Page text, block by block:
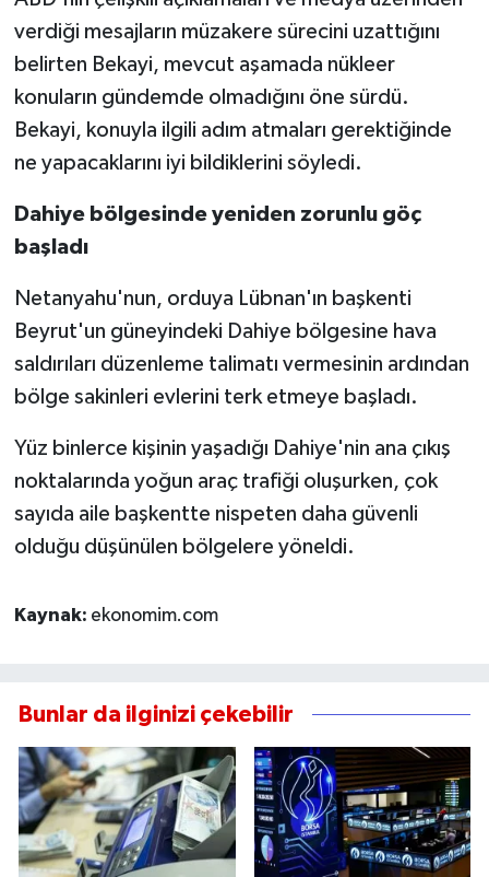
verdiği mesajların müzakere sürecini uzattığını
belirten Bekayi, mevcut aşamada nükleer
konuların gündemde olmadığını öne sürdü.
Bekayi, konuyla ilgili adım atmaları gerektiğinde
ne yapacaklarını iyi bildiklerini söyledi.
Dahiye bölgesinde yeniden zorunlu göç
başladı
Netanyahu'nun, orduya Lübnan'ın başkenti
Beyrut'un güneyindeki Dahiye bölgesine hava
saldırıları düzenleme talimatı vermesinin ardından
bölge sakinleri evlerini terk etmeye başladı.
Yüz binlerce kişinin yaşadığı Dahiye'nin ana çıkış
noktalarında yoğun araç trafiği oluşurken, çok
sayıda aile başkentte nispeten daha güvenli
olduğu düşünülen bölgelere yöneldi.
Kaynak: ekonomim.com
Bunlar da ilginizi çekebilir